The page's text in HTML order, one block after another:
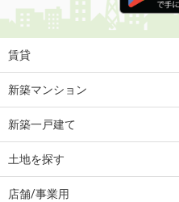
賃貸
新築マンション
新築一戸建て
土地を探す
店舗/事業用